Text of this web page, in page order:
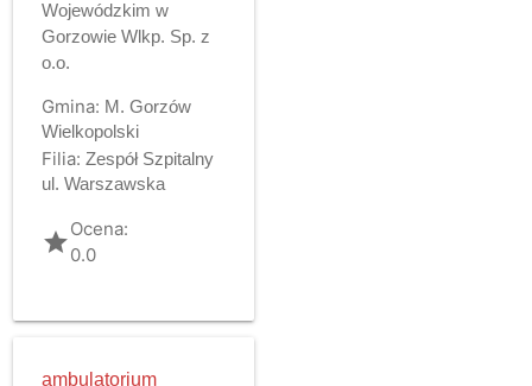
Wojewódzkim w
Gorzowie Wlkp. Sp. z
o.o.
Gmina: M. Gorzów
Wielkopolski
Filia: Zespół Szpitalny
ul. Warszawska
gradeOcena:
0.0
ambulatorium